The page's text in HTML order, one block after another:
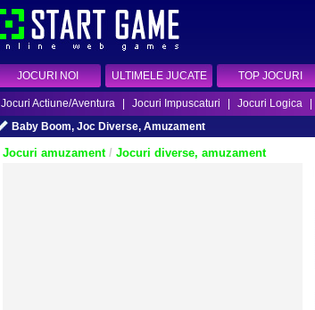
JOCURI NOI ULTIMELE JUCATE TOP JOCURI
Jocuri Actiune/Aventura Jocuri Impuscaturi Jocuri Logica
Baby Boom, Joc Diverse, Amuzament
Jocuri amuzament/ Jocuri diverse, amuzament